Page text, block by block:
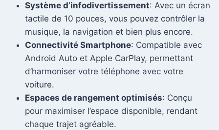
Système d’infodivertissement: Avec un écran
tactile de 10 pouces, vous pouvez contrôler la
musique, la navigation et bien plus encore.
Connectivité Smartphone: Compatible avec
Android Auto et Apple CarPlay, permettant
d’harmoniser votre téléphone avec votre
voiture.
Espaces de rangement optimisés: Conçu
pour maximiser l’espace disponible, rendant
chaque trajet agréable.